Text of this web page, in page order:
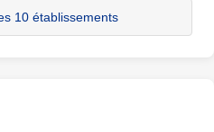
10 établissements